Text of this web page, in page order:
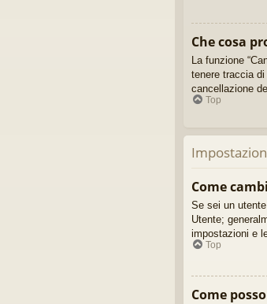
Che cosa
La funzione
tenere traccia
cancellazione
Top
Come
Se sei un
Utente;
impostazioni e
Top
Come